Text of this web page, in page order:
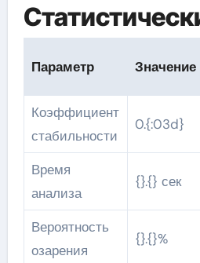
Параметр Значение
Коэффициент
стабильности
0.{:03d}
Время
анализа
{}.{} сек
Вероятность
озарения
{}.{}%